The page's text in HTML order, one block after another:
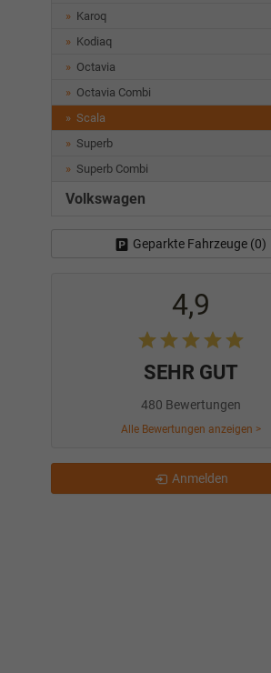
Karoq
Kodiaq
Octavia
Octavia Combi
Scala
Superb
Superb Combi
Volkswagen
Geparkte Fahrzeuge (0)
4,9
SEHR GUT
480 Bewertungen
Alle Bewertungen anzeigen >
Anmelden